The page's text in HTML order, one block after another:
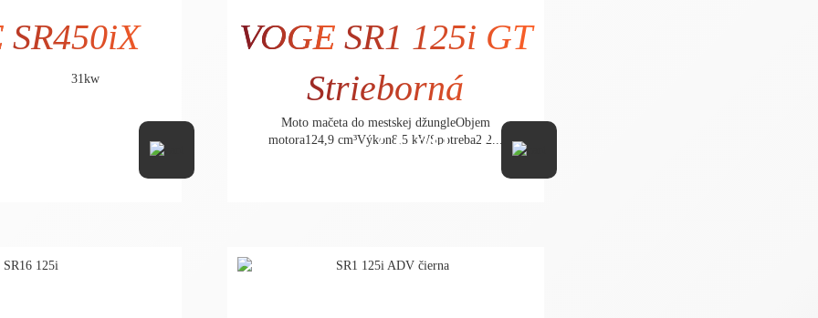
SR450iX
31kw
VOGESR1 125i GT
Strieborná
Moto mačeta do mestskej džungleObjem
motora124,9 cm³Výkon8,5 kWSpotreba2,2...
2.949,- €